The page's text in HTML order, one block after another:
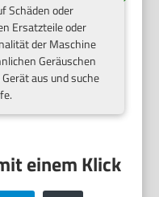
Schäden oder
Ersatzteile oder
der Maschine
Geräuschen
aus und suche